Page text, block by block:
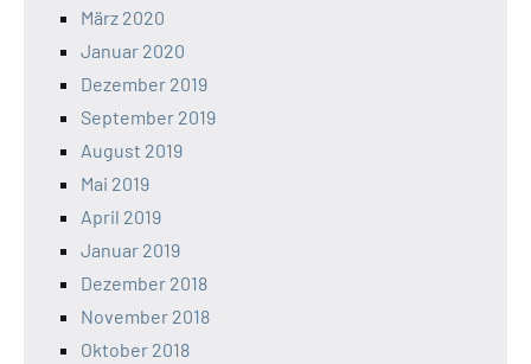
März 2020
Januar 2020
Dezember 2019
September 2019
August 2019
Mai 2019
April 2019
Januar 2019
Dezember 2018
November 2018
Oktober 2018